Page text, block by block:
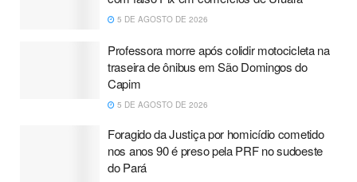
5 DE AGOSTO DE 2026
Professora morre após colidir motocicleta na
traseira de ônibus em São Domingos do
Capim
5 DE AGOSTO DE 2026
Foragido da Justiça por homicídio cometido
nos anos 90 é preso pela PRF no sudoeste
do Pará